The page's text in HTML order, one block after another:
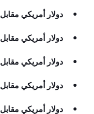
دولار أمريكي مقابل 55.53 بيسو فلبيني
دولار أمريكي مقابل 1.34 دولار سنغافوري
دولار أمريكي مقابل 34.45 بات تايلندي
دولار أمريكي مقابل 5.15 ريال برازيلي
دولار أمريكي مقابل 1.45 دولار أسترالي